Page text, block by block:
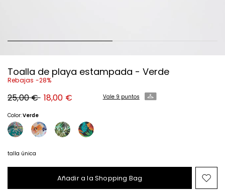
Toalla de playa estampada - Verde
Rebajas -28%
Precio
original
€
25,00 € Precio
nuevo
18,00 € Vale 9 puntos
Color:Verde
talla única
Añadir a la Shopping Bag